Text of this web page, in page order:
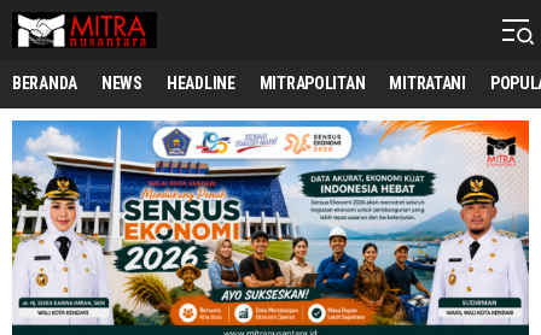
mitranusantara.id
Mitranya Masyarakat Indonesia
BERANDA NEWS HEADLINE MITRAPOLITAN MITRATANI